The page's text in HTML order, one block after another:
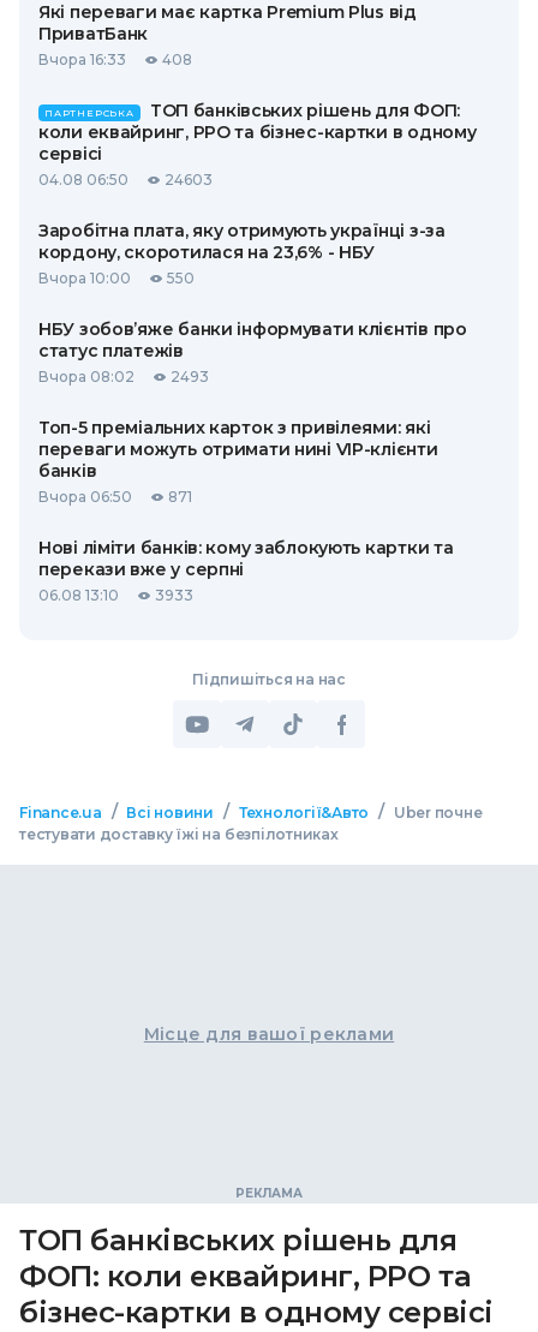
Які переваги має картка Premium Plus від
ПриватБанк
Вчора 16:33 408
ПАРТНЕРСЬКА
ТОП банківських рішень для ФОП:
коли еквайринг, РРО та бізнес-картки в одному
сервісі
04.08 06:50 24603
Заробітна плата, яку отримують українці з-за
кордону, скоротилася на 23,6% - НБУ
Вчора 10:00 550
НБУ зобов’яже банки інформувати клієнтів про
статус платежів
Вчора 08:02 2493
Топ-5 преміальних карток з привілеями: які
переваги можуть отримати нині VIP-клієнти
банків
Вчора 06:50 871
Нові ліміти банків: кому заблокують картки та
перекази вже у серпні
06.08 13:10 3933
Підпишіться на нас
Finance.ua / Всі новини / Технології&Авто /
Uber почне
тестувати доставку їжі на безпілотниках
Місце для вашої реклами
ТОП банківських рішень для
ФОП: коли еквайринг, РРО та
бізнес-картки в одному сервісі